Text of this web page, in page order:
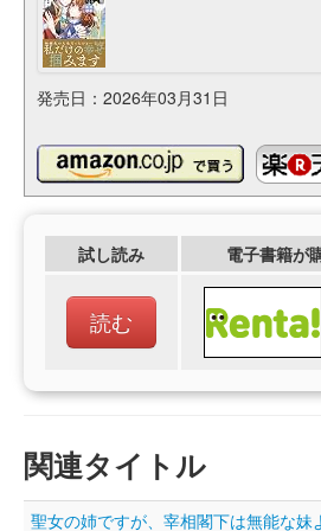
発売日：2026年03月31日
試し読み 電子書籍が
読む
関連タイトル
聖女の姉ですが、宰相閣下は無能な妹